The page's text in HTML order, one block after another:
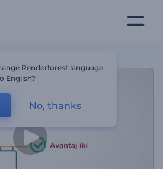
Renderforest language
English?
No, thanks